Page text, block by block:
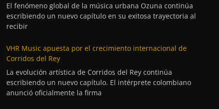
El fenómeno global de la música urbana Ozuna continúa
escribiendo un nuevo capítulo en su exitosa trayectoria al
recibir
VHR Music apuesta por el crecimiento internacional de
Corridos del Rey
La evolución artística de Corridos del Rey continúa
escribiendo un nuevo capítulo. El intérprete colombiano
anunció oficialmente la firma